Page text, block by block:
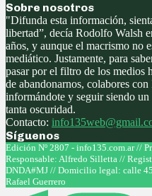
Sobre nosotros
"Difunda esta información,
libertad”, decía Rodolfo Walsh
años, y aunque el macrismo no
mediático. Justamente, para
pasar por el filtro de los medios
de abandonarnos, colabores
informándote y seguir siendo
tanta oscuridad.
Contacto:
Síguenos
Facebook
Twitter
Instagram
Youtube
Edición Nº 2807 - info135.com.ar //
Responsable: Alfredo Silletta //
DNDA#MJ // Domicilio legal: calle
Rafael Guerrero